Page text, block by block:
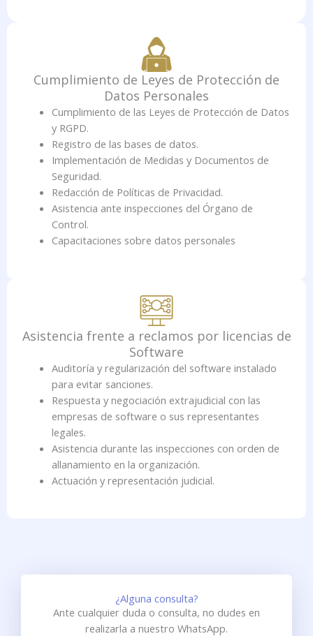
Cumplimiento de Leyes de Protección de
Datos Personales
Cumplimiento de las Leyes de Protección de Datos
y RGPD.
Registro de las bases de datos.
Implementación de Medidas y Documentos de
Seguridad.
Redacción de Políticas de Privacidad.
Asistencia ante inspecciones del Órgano de
Control.
Capacitaciones sobre datos personales
Asistencia frente a reclamos por licencias de
Software
Auditoría y regularización del software instalado
para evitar sanciones.
Respuesta y negociación extrajudicial con las
empresas de software o sus representantes
legales.
Asistencia durante las inspecciones con orden de
allanamiento en la organización.
Actuación y representación judicial.
¿Alguna consulta?
Ante cualquier duda o consulta, no dudes en
realizarla a nuestro WhatsApp.